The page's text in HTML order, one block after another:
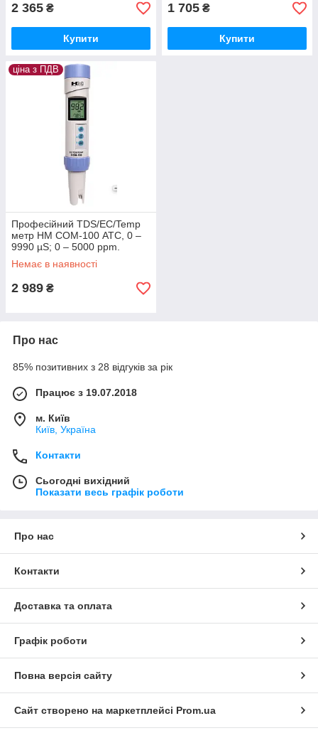
2 365 ₴
Купити
1 705 ₴
Купити
ціна з ПДВ
Професійний TDS/EC/Temp
метр HM COM-100 АТС, 0 –
9990 µS; 0 – 5000 ppm.
U.S.A.
Немає в наявності
2 989 ₴
Про нас
85% позитивних з 28 відгуків за рік
Працює з 19.07.2018
м. Київ
Київ, Україна
Контакти
Сьогодні вихідний
Показати весь графік роботи
Про нас
Контакти
Доставка та оплата
Графік роботи
Повна версія сайту
Сайт створено на маркетплейсі Prom.ua